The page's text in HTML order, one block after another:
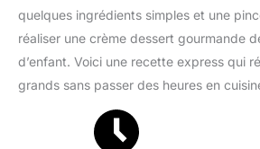
quelques ingrédients simples et une
réaliser une crème dessert gourmande
d’enfant. Voici une recette express qui
grands sans passer des heures en